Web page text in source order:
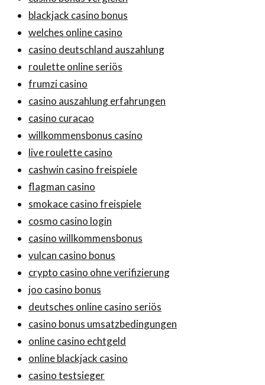
blackjack casino bonus
welches online casino
casino deutschland auszahlung
roulette online seriös
frumzi casino
casino auszahlung erfahrungen
casino curacao
willkommensbonus casino
live roulette casino
cashwin casino freispiele
flagman casino
smokace casino freispiele
cosmo casino login
casino willkommensbonus
vulcan casino bonus
crypto casino ohne verifizierung
joo casino bonus
deutsches online casino seriös
casino bonus umsatzbedingungen
online casino echtgeld
online blackjack casino
casino testsieger